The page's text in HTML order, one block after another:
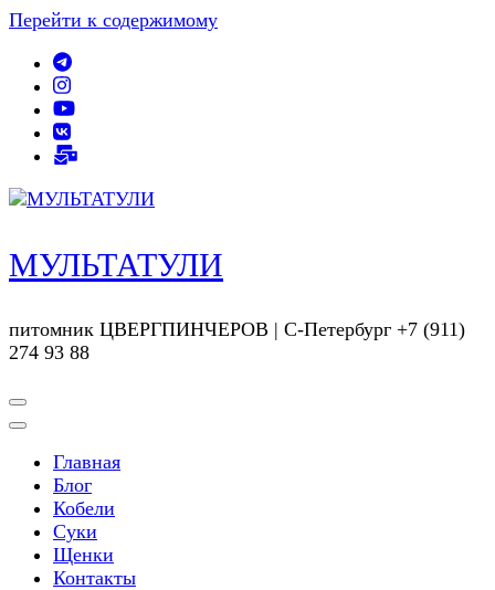
Перейти к содержимому
МУЛЬТАТУЛИ
питомник ЦВЕРГПИНЧЕРОВ | С-Петербург +7 (911)
274 93 88
Главная
Блог
Кобели
Суки
Щенки
Контакты